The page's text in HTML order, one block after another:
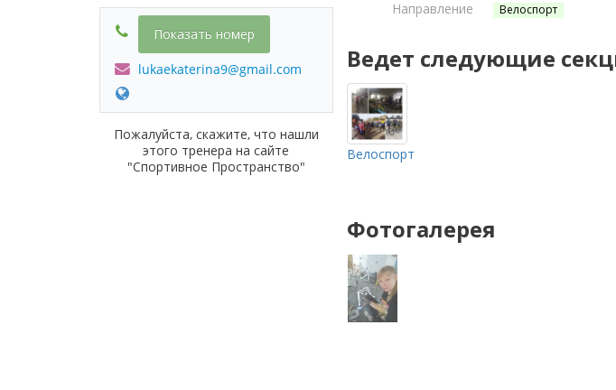
Показать номер
lukaekaterina9@gmail.com
Пожалуйста, скажите, что нашли
этого тренера на сайте
"Спортивное Пространство"
Направление Велоспорт
Ведет следующие
Велоспорт
Фотогалерея